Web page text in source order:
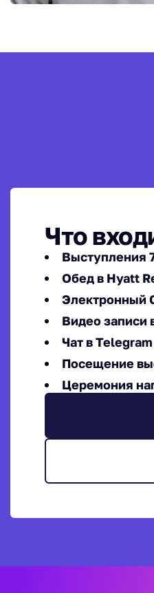
Что
Выступления
Обед в Hyatt
Электронный
Видео записи
Чат в Telegram
Посещение
Церемония